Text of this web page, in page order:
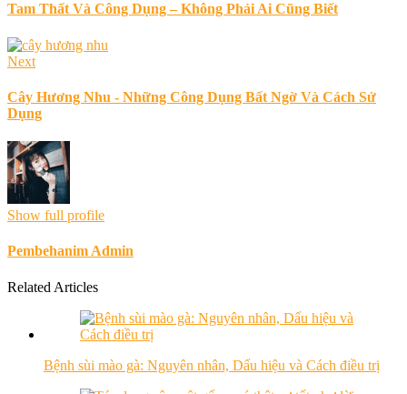
Tam Thất Và Công Dụng – Không Phải Ai Cũng Biết
Next
Cây Hương Nhu - Những Công Dụng Bất Ngờ Và Cách Sử
Dụng
Show full profile
Pembehanim Admin
Related Articles
Bệnh sùi mào gà: Nguyên nhân, Dấu hiệu và Cách điều trị